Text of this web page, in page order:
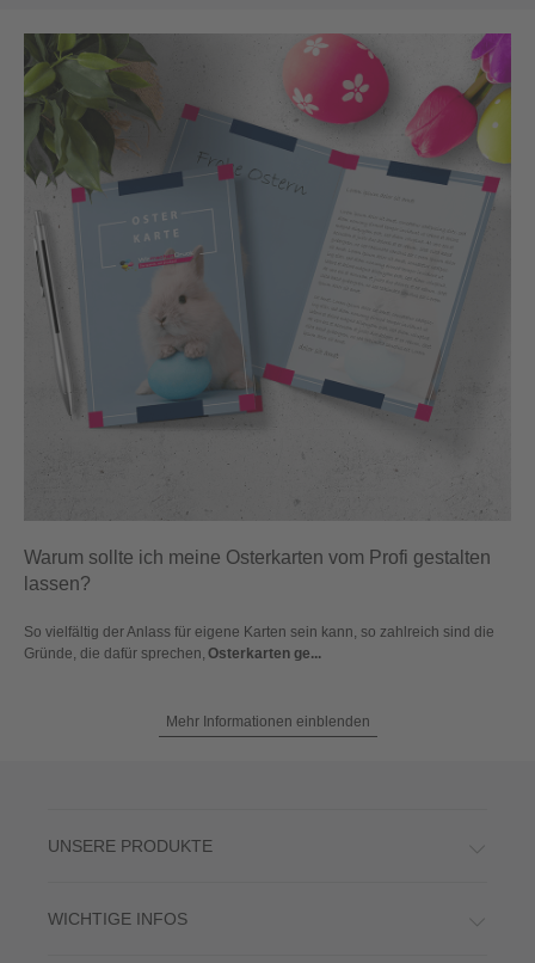
Warum sollte ich meine Osterkarten vom Profi gestalten
lassen?
So vielfältig der Anlass für eigene Karten sein kann, so zahlreich sind die
Gründe, die dafür sprechen, Osterkarten ge...
Mehr Informationen einblenden
UNSERE PRODUKTE
WICHTIGE INFOS